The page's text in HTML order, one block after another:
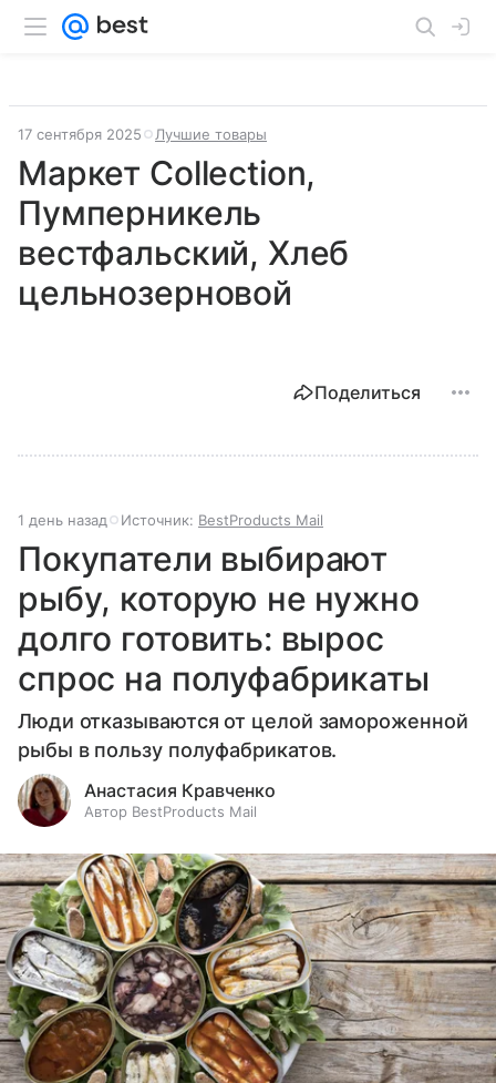
17 сентября 2025 Лучшие товары
Маркет Collection,
Пумперникель
вестфальский, Хлеб
цельнозерновой
Поделиться
1 день назад Источник: BestProducts Mail
Покупатели выбирают
рыбу, которую не нужно
долго готовить: вырос
спрос на полуфабрикаты
Люди отказываются от целой замороженной
рыбы в пользу полуфабрикатов.
Анастасия Кравченко
Автор BestProducts Mail